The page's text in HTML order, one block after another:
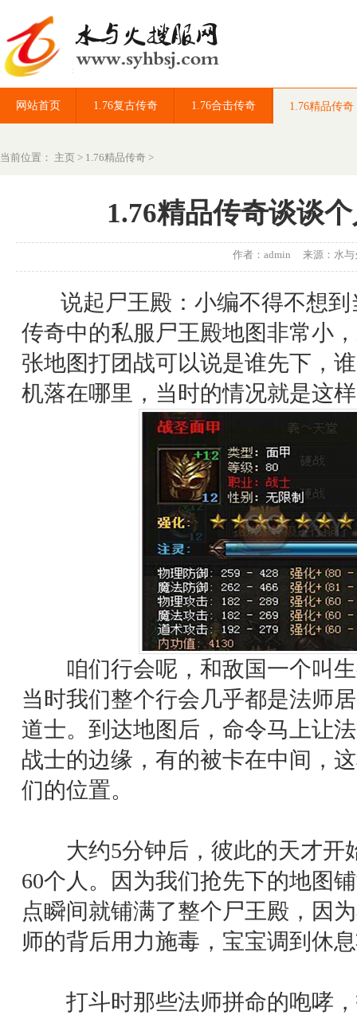
网站首页 1.76复古传奇 1.76合击传奇 1.76精品传奇
当前位置： 主页 > 1.76精品传奇 >
1.76精品传奇谈谈
作者：admin 来源： 水与
说起尸王殿：小编不得不想到
传奇中的私服尸王殿地图非常小
张地图打团战可以说是谁先下，
机落在哪里，当时的情况就是这
咱们行会呢，和敌国一个叫生
当时我们整个行会几乎都是法师
道士。到达地图后，命令马上让
战士的边缘，有的被卡在中间，
们的位置。
大约5分钟后，彼此的天才开
60个人。因为我们抢先下的地图
点瞬间就铺满了整个尸王殿，因
师的背后用力施毒，宝宝调到休
打斗时那些法师拼命的咆哮，